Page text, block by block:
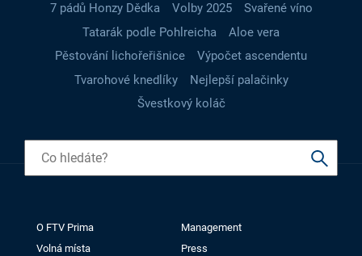
7 pádů Honzy Dědka
Volby 2025
Svařené víno
Tatarák podle Pohlreicha
Aloe vera
Pěstování lichořeřišnice
Výpočet ascendentu
Tvarohové knedlíky
Nejlepší palačinky
Švestkový koláč
O FTV Prima
Management
Volná místa
Press